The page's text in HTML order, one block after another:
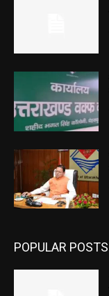
POPULAR POSTS